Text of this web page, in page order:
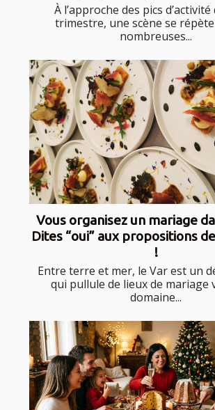
À l’approche des pics
trimestre, une scène se
nombreuses...
Vous organisez un mariage
Dites “oui” aux propositions
!
Entre terre et mer, le Var est un
qui pullule de lieux de mariage
domaine...